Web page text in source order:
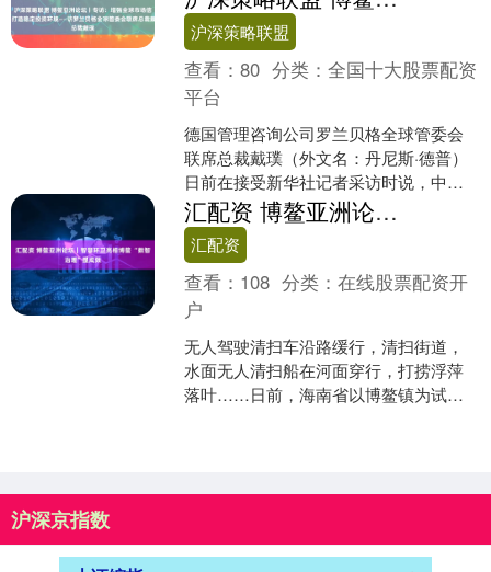
定性。从超大规模市场....
沪深策略联盟
查看：80 分类：全国十大股票配资
平台
德国管理咨询公司罗兰贝格全球管委会
联席总裁戴璞（外文名：丹尼斯·德普）
日前在接受新华社记者采访时说，中国
坚持多边主义、自由贸易、包容发展并
继续支持世界贸易组织改....
汇配资 博鳌亚洲论坛｜智慧环卫亮相博鳌 “数智治理”显成效
汇配资
查看： 108 分类：在线股票配资开
户
无人驾驶清扫车沿路缓行，清扫街道，
水面无人清扫船在河面穿行，打捞浮萍
落叶……日前，海南省以博鳌镇为试
沪深京指数